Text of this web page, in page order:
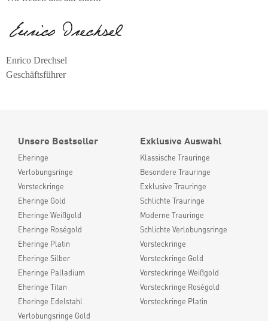
Enrico Drechsel
Geschäftsführer
Unsere Bestseller
Eheringe
Verlobungsringe
Vorsteckringe
Eheringe Gold
Eheringe Weißgold
Eheringe Roségold
Eheringe Platin
Eheringe Silber
Eheringe Palladium
Eheringe Titan
Eheringe Edelstahl
Verlobungsringe Gold
Exklusive Auswahl
Klassische Trauringe
Besondere Trauringe
Exklusive Trauringe
Schlichte Trauringe
Moderne Trauringe
Schlichte Verlobungsringe
Vorsteckringe
Vorsteckringe Gold
Vorsteckringe Weißgold
Vorsteckringe Roségold
Vorsteckringe Platin